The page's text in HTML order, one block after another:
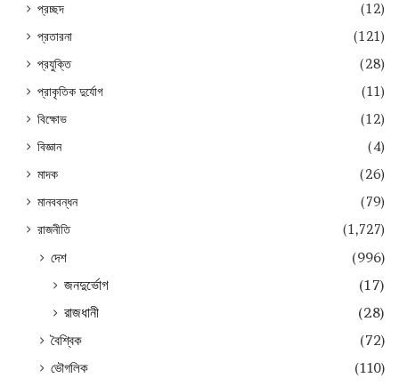
প্রচ্ছদ
(12)
প্রতারনা
(121)
প্রযুক্তি
(28)
প্রাকৃতিক দুর্যোগ
(11)
বিক্ষোভ
(12)
বিজ্ঞান
(4)
মাদক
(26)
মানববন্ধন
(79)
রাজনীতি
(1,727)
দেশ
(996)
জনদুর্ভোগ
(17)
রাজধানী
(28)
বৈশ্বিক
(72)
ভৌগলিক
(110)